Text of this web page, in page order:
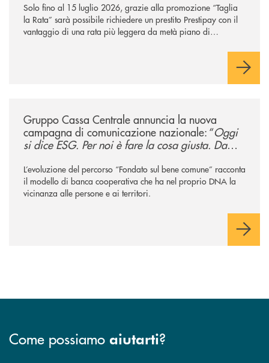
Solo fino al 15 luglio 2026, grazie alla promozione “Taglia
la Rata” sarà possibile richiedere un prestito Prestipay con il
vantaggio di una rata più leggera da metà piano di
Gruppo Cassa Centrale annuncia la nuova
campagna di comunicazione nazionale: “Oggi
si dice ESG. Per noi è fare la cosa giusta. Da
L’evoluzione del percorso “Fondato sul bene comune” racconta
il modello di banca cooperativa che ha nel proprio DNA la
vicinanza alle persone e ai territori.
Come possiamo aiutarti?